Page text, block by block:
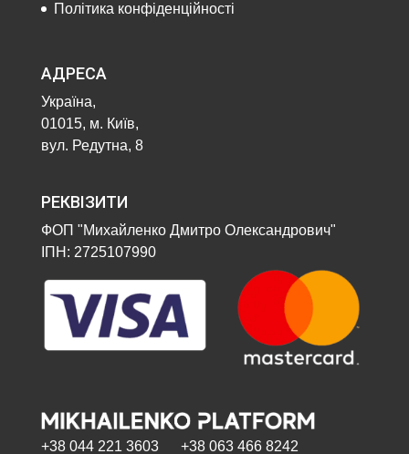
Політика конфіденційності
АДРЕСА
Україна,
01015, м. Київ,
вул. Редутна, 8
РЕКВІЗИТИ
ФОП "Михайленко Дмитро Олександрович"
ІПН: 2725107990
+38 044 221 3603 +38 063 466 8242